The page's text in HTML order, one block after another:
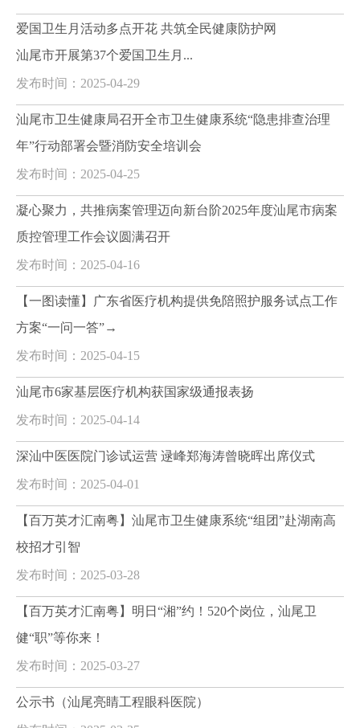
爱国卫生月活动多点开花 共筑全民健康防护网
汕尾市开展第37个爱国卫生月...
发布时间：2025-04-29
汕尾市卫生健康局召开全市卫生健康系统“隐患排查治理
年”行动部署会暨消防安全培训会
发布时间：2025-04-25
凝心聚力，共推病案管理迈向新台阶‌2025年度汕尾市病案
质控管理工作会议圆满召开
发布时间：2025-04-16
【一图读懂】广东省医疗机构提供免陪照护服务试点工作
方案“一问一答”→
发布时间：2025-04-15
汕尾市6家基层医疗机构获国家级通报表扬
发布时间：2025-04-14
深汕中医医院门诊试运营 逯峰郑海涛曾晓晖出席仪式
发布时间：2025-04-01
【百万英才汇南粤】汕尾市卫生健康系统“组团”赴湖南高
校招才引智
发布时间：2025-03-28
【百万英才汇南粤】明日“湘”约！520个岗位，汕尾卫
健“职”等你来！
发布时间：2025-03-27
公示书（汕尾亮睛工程眼科医院）